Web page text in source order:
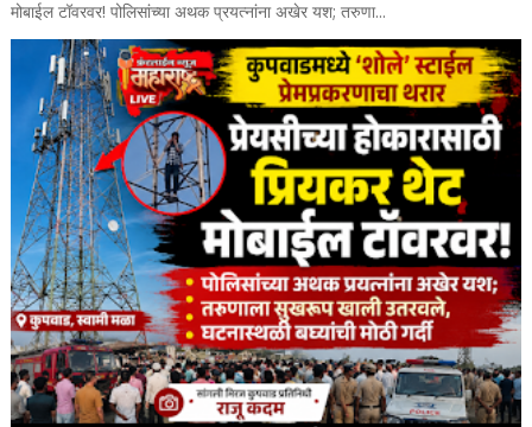
मोबाईल टॉवरवर! पोलिसांच्या अथक प्रयत्नांना अखेर यश; तरुणा...